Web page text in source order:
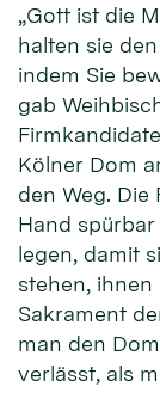
„Gott ist die
halten sie
indem Sie
gab
Kölner Dom
den Weg.
Hand
legen, damit
stehen, ihnen
Sakrament
man den
verlässt, als